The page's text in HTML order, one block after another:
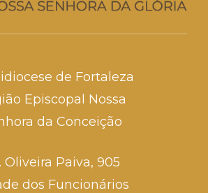
de Fortaleza
Episcopal Nossa
da Conceição
Oliveira Paiva, 905
dos Funcionários